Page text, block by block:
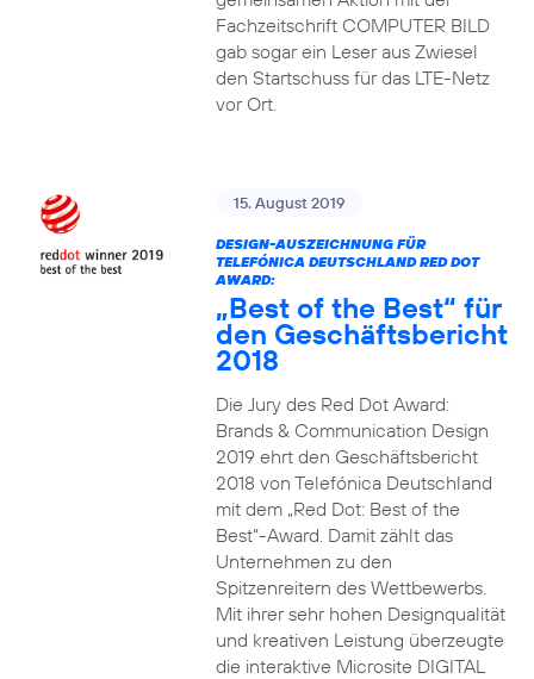
Fachzeitschrift COMPUTER BILD
gab sogar ein Leser aus Zwiesel
den Startschuss für das LTE-Netz
vor Ort.
15. August 2019
DESIGN-AUSZEICHNUNG FÜR
TELEFÓNICA DEUTSCHLAND RED DOT
AWARD:
„Best of the Best“ für
den Geschäftsbericht
2018
Die Jury des Red Dot Award:
Brands & Communication Design
2019 ehrt den Geschäftsbericht
2018 von Telefónica Deutschland
mit dem „Red Dot: Best of the
Best“-Award. Damit zählt das
Unternehmen zu den
Spitzenreitern des Wettbewerbs.
Mit ihrer sehr hohen Designqualität
und kreativen Leistung überzeugte
die interaktive Microsite DIGITAL